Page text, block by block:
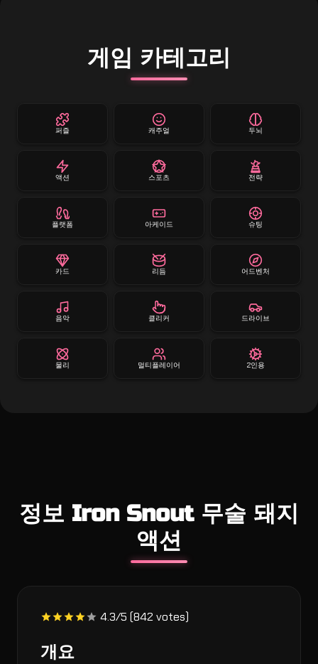
게임 카테고리
퍼즐 캐주얼 두뇌
액션 스포츠 전략
플랫폼 아케이드 슈팅
카드 리듬 어드벤처
음악 클리커 드라이브
물리 멀티플레이어 2인용
정보 Iron Snout 무술 돼지
액션
4.3/5 (842 votes)
개요